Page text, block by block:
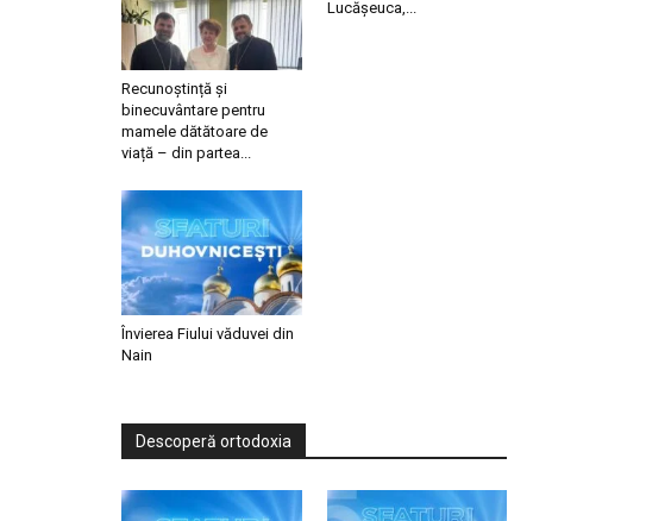
Recunoștință și
binecuvântare pentru
mamele dătătoare de
viață – din partea...
Lucășeuca,...
Învierea Fiului văduvei din
Nain
Descoperă ortodoxia